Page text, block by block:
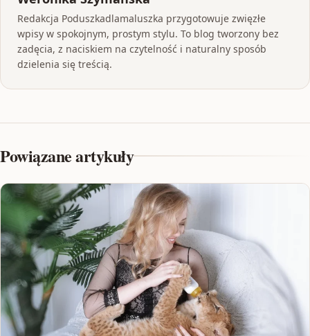
Redakcja Poduszkadlamaluszka przygotowuje zwięzłe
wpisy w spokojnym, prostym stylu. To blog tworzony bez
zadęcia, z naciskiem na czytelność i naturalny sposób
dzielenia się treścią.
Powiązane artykuły